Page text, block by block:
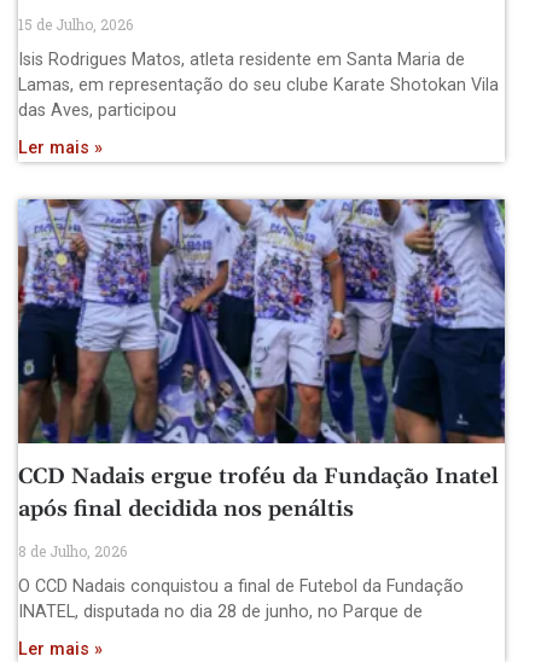
15 de Julho, 2026
Isis Rodrigues Matos, atleta residente em Santa Maria de
Lamas, em representação do seu clube Karate Shotokan Vila
das Aves, participou
Ler mais »
CCD Nadais ergue troféu da Fundação Inatel
após final decidida nos penáltis
8 de Julho, 2026
O CCD Nadais conquistou a final de Futebol da Fundação
INATEL, disputada no dia 28 de junho, no Parque de
Ler mais »